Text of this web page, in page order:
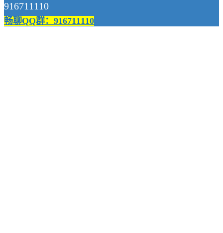
916711110
畅聊QQ群：916711110